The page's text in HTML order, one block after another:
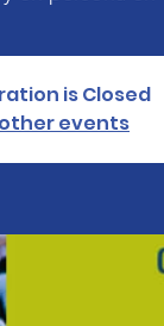
is Closed
events